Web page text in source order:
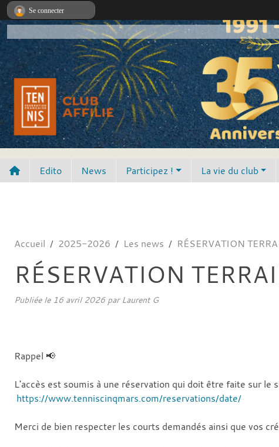
Edito News Participez ! La vie du club
Accueil 2025-2026 Les news RÉSERVATION
RÉSERVATION
Publiée le 16 avril 2026par Laurent G
Rappel 📢
L'accès est soumis à une réservation qui doit être faite sur le
https://www.tenniscinqmars.com/reservations/date/
Merci de bien respecter les courts demandés ainsi que vos
Se connecter
Panneau de gestion des cookies